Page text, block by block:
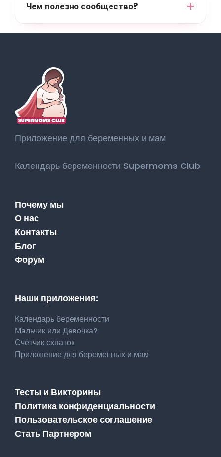
Чем полезно сообщество?
Приложение для беременных и мам
Календарь беременности Supermoms Club
Почему мы
О нас
Контакты
Блог
Форум
Наши приложения:
Календарь беременности
Мальчик или Девочка?
Счётчик схваток
Приложение для беременных и мам
Тесты и Викторины
Политика конфиденциальности
Пользовательское соглашение
Стать Партнером